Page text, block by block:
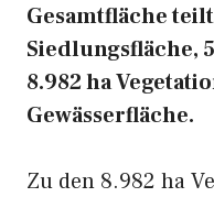
Gesamtfläche
Siedlungsfläche,
8.982 ha
Gewässerfläche.
Zu den 8.982 ha